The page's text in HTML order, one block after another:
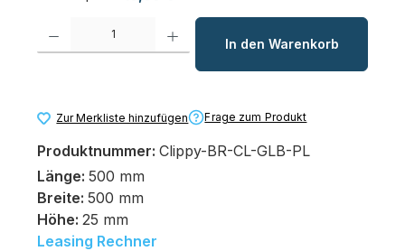
Produkt Anzahl: Gib den gewünschten Wert ein oder benutze die
In den Warenkorb
Zur Merkliste hinzufügen Frage zum Produkt
Produktnummer: Clippy-BR-CL-GLB-PL
Länge: 500 mm
Breite: 500 mm
Höhe: 25 mm
Leasing Rechner